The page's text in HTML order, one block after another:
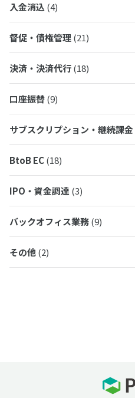
入金消込 (4)
督促・債権管理(21)
決済・決済代行(18)
口座振替(9)
サブスクリプション・継続課金
BtoB EC(18)
IPO・資金調達 (3)
バックオフィス業務(9)
その他(2)